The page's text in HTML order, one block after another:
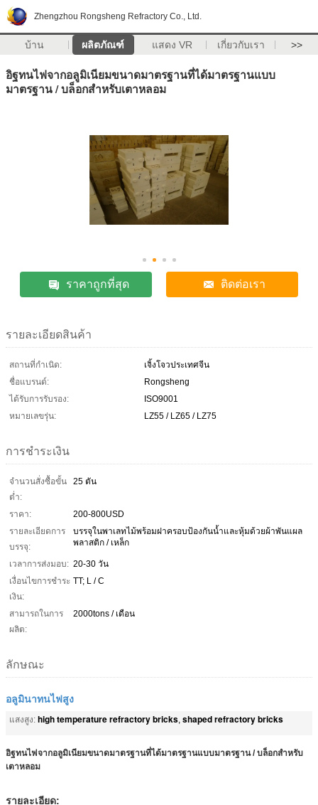
Zhengzhou Rongsheng Refractory Co., Ltd.
บ้าน ผลิตภัณฑ์ แสดง VR เกี่ยวกับเรา >>
อิฐทนไฟจากอลูมิเนียมขนาดมาตรฐานที่ได้มาตรฐานแบบ
มาตรฐาน / บล็อกสำหรับเตาหลอม
ราคาถูกที่สุด ติดต่อเรา
รายละเอียดสินค้า
สถานที่กำเนิด:
เจิ้งโจวประเทศจีน
ชื่อแบรนด์:
Rongsheng
ได้รับการรับรอง:
ISO9001
หมายเลขรุ่น:
LZ55 / LZ65 / LZ75
การชำระเงิน
จำนวนสั่งซื้อขั้น
ต่ำ:
25 ตัน
ราคา:
200-800USD
รายละเอียดการ
บรรจุ:
บรรจุในพาเลทไม้พร้อมฝาครอบป้องกันน้ำและหุ้มด้วยผ้าพันแผล
พลาสติก / เหล็ก
เวลาการส่งมอบ: 20-30 วัน
เงื่อนไขการชำระ
เงิน:
TT; L ​​/ C
สามารถในการ
ผลิต:
2000tons / เดือน
ลักษณะ
อลูมินาทนไฟสูง
แสงสูง: high temperature refractory bricks, shaped refractory bricks
อิฐทนไฟจากอลูมิเนียมขนาดมาตรฐานที่ได้มาตรฐานแบบมาตรฐาน / บล็อกสำหรับ
เตาหลอม
รายละเอียด: